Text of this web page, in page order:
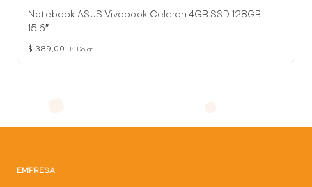
Notebook ASUS Vivobook Celeron 4GB SSD 128GB
15.6″
$ 389,00 US Dolar
EMPRESA